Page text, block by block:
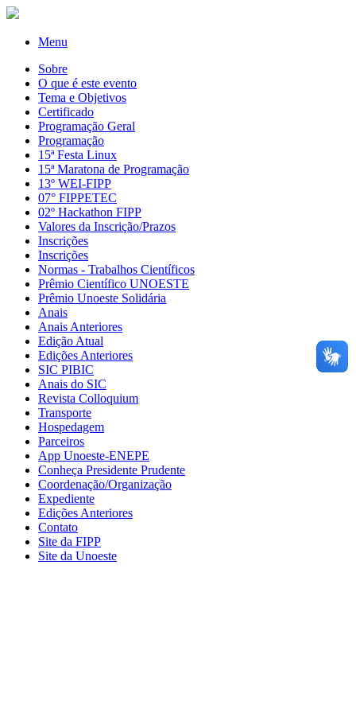
Menu
Sobre
O que é este evento
Tema e Objetivos
Certificado
Programação Geral
Programação
15ª Festa Linux
15ª Maratona de Programação
13º WEI-FIPP
07° FIPPETEC
02º Hackathon FIPP
Valores da Inscrição/Prazos
Inscrições
Inscrições
Normas - Trabalhos Científicos
Prêmio Científico UNOESTE
Prêmio Unoeste Solidária
Anais
Anais Anteriores
Edição Atual
Edições Anteriores
SIC PIBIC
Anais do SIC
Revista Colloquium
Transporte
Hospedagem
Parceiros
App Unoeste-ENEPE
Conheça Presidente Prudente
Coordenação/Organização
Expediente
Edições Anteriores
Contato
Site da FIPP
Site da Unoeste